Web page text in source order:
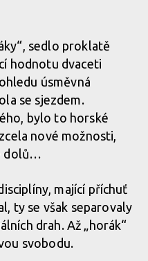
sedlo proklatě
hodnotu dvaceti
úsměvná
se sjezdem.
bylo to horské
nové možnosti,
dolů…
mající příchuť
ty se však separovaly
drah. Až „horák“
svobodu.